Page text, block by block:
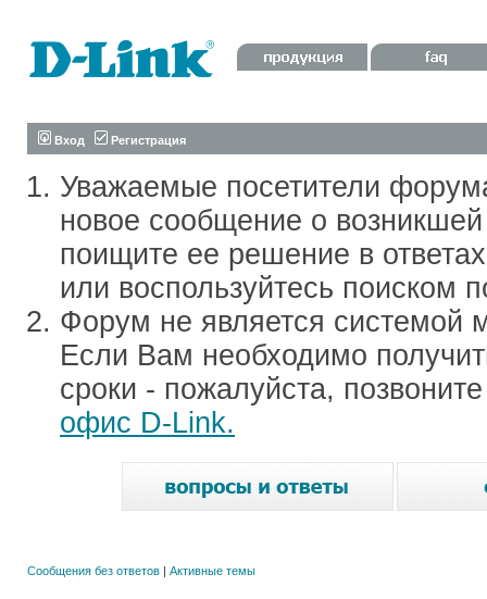
Вход Регистрация
Уважаемые посетители
новое сообщение о
поищите ее решение в
или воспользуйтесь поиском
Форум не является системой
Если Вам необходимо
сроки - пожалуйста,
офис D-Link.
Сообщения без ответов | Активные темы